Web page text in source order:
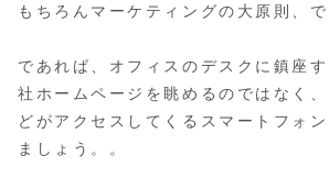
もちろんマーケティングの大原則、で
であれば、オフィスのデスクに鎮座
社ホームページを眺めるのではなく
どがアクセスしてくるスマートフォ
ましょう。。